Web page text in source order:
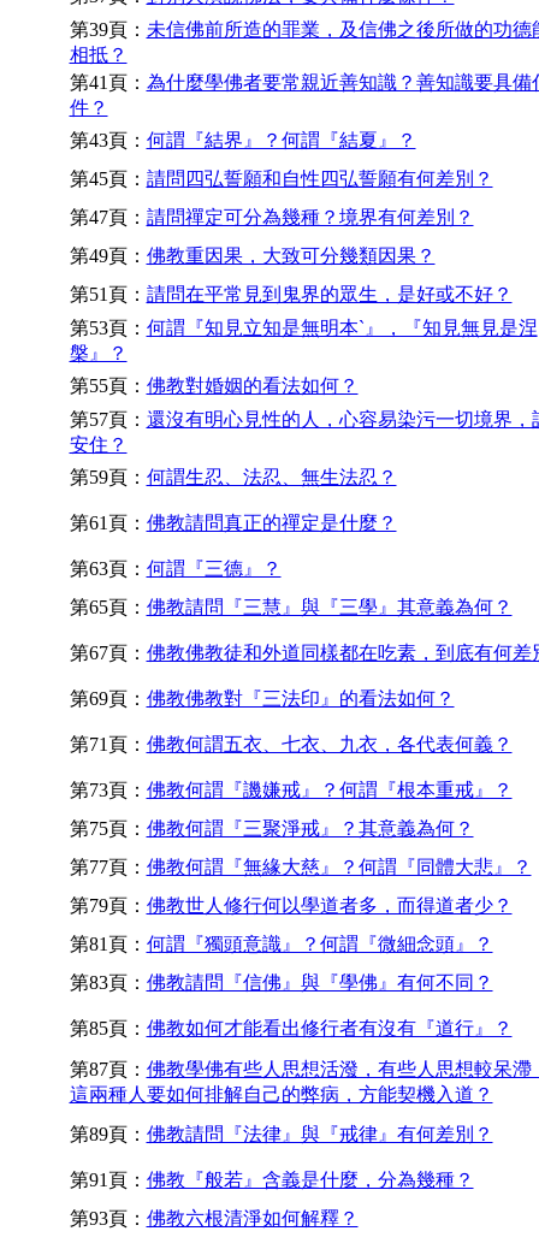
第39頁： 未信佛前所造的罪業，及信佛之後所做的功德
相抵？
第41頁： 為什麼學佛者要常親近善知識？善知識要具備
件？
第43頁： 何謂『結界』？何謂『結夏』？
第45頁： 請問四弘誓願和自性四弘誓願有何差別？
第47頁： 請問禪定可分為幾種？境界有何差別？
第49頁： 佛教重因果，大致可分幾類因果？
第51頁： 請問在平常見到鬼界的眾生，是好或不好？
第53頁： 何謂『知見立知是無明本`』，『知見無見是涅
槃』？
第55頁： 佛教對婚姻的看法如何？
第57頁： 還沒有明心見性的人，心容易染污一切境界，
安住？
第59頁： 何謂生忍、法忍、無生法忍？
第61頁： 佛教請問真正的禪定是什麼？
第63頁： 何謂『三德』？
第65頁： 佛教請問『三慧』與『三學』其意義為何？
第67頁： 佛教佛教徒和外道同樣都在吃素，到底有何差
第69頁： 佛教佛教對『三法印』的看法如何？
第71頁： 佛教何謂五衣、七衣、九衣，各代表何義？
第73頁： 佛教何謂『譏嫌戒』？何謂『根本重戒』？
第75頁： 佛教何謂『三聚淨戒』？其意義為何？
第77頁： 佛教何謂『無緣大慈』？何謂『同體大悲』？
第79頁： 佛教世人修行何以學道者多，而得道者少？
第81頁： 何謂『獨頭意識』？何謂『微細念頭』？
第83頁： 佛教請問『信佛』與『學佛』有何不同？
第85頁： 佛教如何才能看出修行者有沒有『道行』？
第87頁： 佛教學佛有些人思想活潑，有些人思想較呆滯
這兩種人要如何排解自己的弊病，方能契機入道？
第89頁： 佛教請問『法律』與『戒律』有何差別？
第91頁： 佛教『般若』含義是什麼，分為幾種？
第93頁： 佛教六根清淨如何解釋？